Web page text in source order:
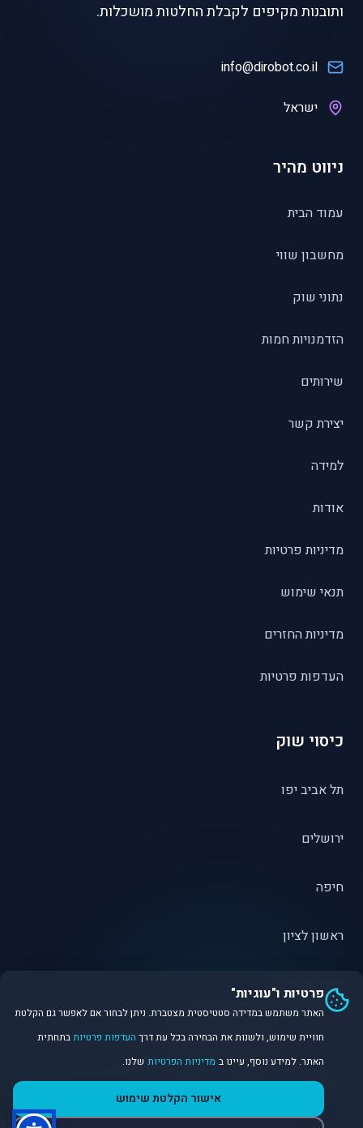
ותובנות מקיפים לקבלת החלטות מושכלות.
info@dirobot.co.il
ישראל
ניווט מהיר
עמוד הבית
מחשבון שווי
נתוני שוק
הזדמנויות חמות
שירותים
יצירת קשר
למידה
אודות
מדיניות פרטיות
תנאי שימוש
מדיניות החזרים
העדפות פרטיות
כיסוי שוק
תל אביב יפו
ירושלים
חיפה
ראשון לציון
פתח תקווה
©
פלטפורמת נתונים ובינה מלאכותית לניתוח שוק הנדל״ן.
פרטיות ו"עוגיות"
האתר משתמש במדידה סטטיסטית מצטברת. ניתן לבחור אם לאפשר גם הקלטת
חוויית שימוש, ולשנות את הבחירה בכל עת דרך העדפות פרטיותבתחתית
האתר. למידע נוסף, עיינו ב מדיניות הפרטיות שלנו.
אישור הקלטת שימוש